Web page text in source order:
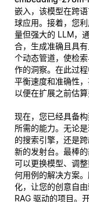
嵌入，该模型在跨
球应用。接着，您利
量但强大的 LLM，
合，生成准确且具
个动态管道，使检
作的洞察。在此过
平衡速度和准确性
以便在扩展之前估
现在，您已经具备
所需的能力。无论
的搜索引擎，还是
新的发射台。最棒
可以更换模型、调
何用例的解决方案
化，让您的创意自
RAG 驱动的项目。